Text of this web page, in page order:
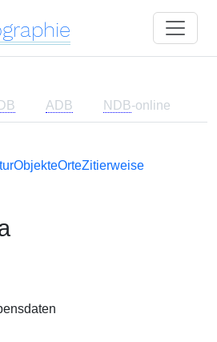
ADB NDB-online
ObjekteOrteZitierweise